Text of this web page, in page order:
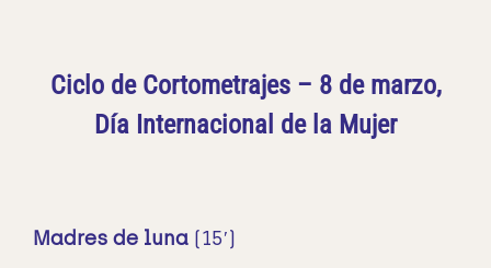
Ciclo de Cortometrajes – 8 de marzo,
Día Internacional de la Mujer
Madres de luna (15′)